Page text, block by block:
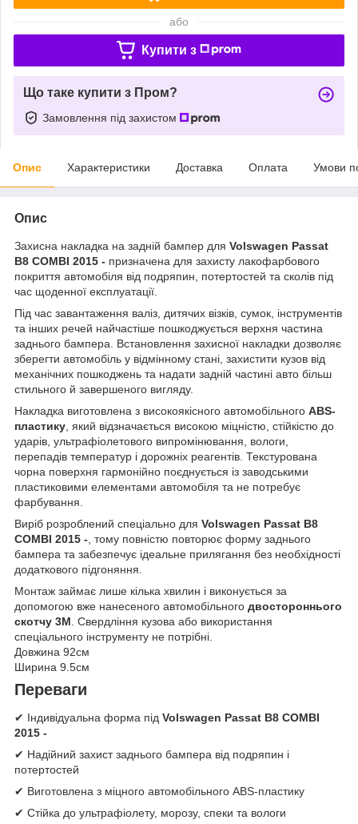
або
Купити з
Що таке купити з Пром?
Замовлення під захистом
Опис Характеристики Доставка Оплата Умови
Опис
Захисна накладка на задній бампер для Volswagen Passat
B8 COMBI 2015 - призначена для захисту лакофарбового
покриття автомобіля від подряпин, потертостей та сколів під
час щоденної експлуатації.
Під час завантаження валіз, дитячих візків, сумок, інструментів
та інших речей найчастіше пошкоджується верхня частина
заднього бампера. Встановлення захисної накладки дозволяє
зберегти автомобіль у відмінному стані, захистити кузов від
механічних пошкоджень та надати задній частині авто більш
стильного й завершеного вигляду.
Накладка виготовлена з високоякісного автомобільного ABS-
пластику , який відзначається високою міцністю, стійкістю до
ударів, ультрафіолетового випромінювання, вологи,
перепадів температур і дорожніх реагентів. Текстурована
чорна поверхня гармонійно поєднується із заводськими
пластиковими елементами автомобіля та не потребує
фарбування.
Виріб розроблений спеціально для Volswagen Passat B8
COMBI 2015 - , тому повністю повторює форму заднього
бампера та забезпечує ідеальне прилягання без необхідності
додаткового підгоняння.
Монтаж займає лише кілька хвилин і виконується за
допомогою вже нанесеного автомобільного двостороннього
скотчу 3M . Свердління кузова або використання
спеціального інструменту не потрібні.
Довжина 92см
Ширина 9.5см
Переваги
✔ Індивідуальна форма під Volswagen Passat B8 COMBI
2015 -
✔ Надійний захист заднього бампера від подряпин і
потертостей
✔ Виготовлена з міцного автомобільного ABS-пластику
✔ Стійка до ультрафіолету, морозу, спеки та вологи